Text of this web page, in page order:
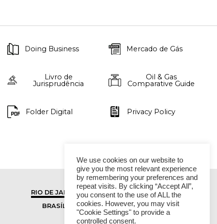
Doing Business Mercado de Gás
Livro de
Jurisprudência
Oil & Gas
Comparative Guide
Folder Digital Privacy Policy
RIO DE JANEIRO
SÃO PAULO
BRASÍLIA
VITÓRIA
We use cookies on our website to
give you the most relevant experience
by remembering your preferences and
repeat visits. By clicking “Accept All”,
you consent to the use of ALL the
cookies. However, you may visit
"Cookie Settings" to provide a
controlled consent.